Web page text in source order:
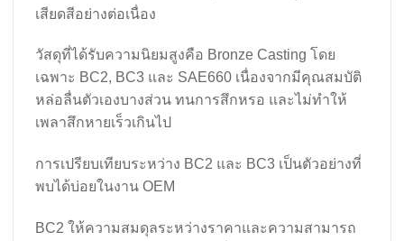
เสียดสีอย่างต่อเนื่อง
วัสดุที่ได้รับความนิยมสูงคือ Bronze Casting โดย
เฉพาะ BC2, BC3 และ SAE660 เนื่องจากมีคุณสมบัติ
หล่อลื่นตัวเองบางส่วน ทนการสึกหรอ และไม่ทำให้
เพลาสึกหายเร็วเกินไป
การเปรียบเทียบระหว่าง BC2 และ BC3 เป็นตัวอย่างที่
พบได้บ่อยในงาน OEM
BC2 ให้ความสมดุลระหว่างราคาและความสามารถ